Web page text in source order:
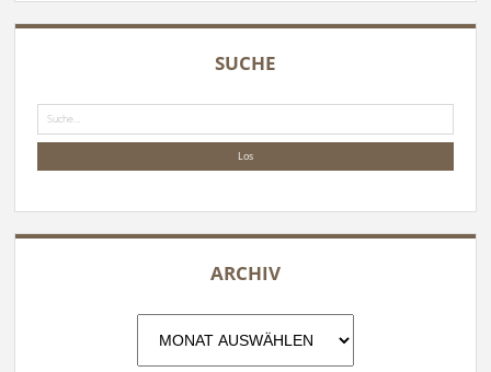
SUCHE
ARCHIV